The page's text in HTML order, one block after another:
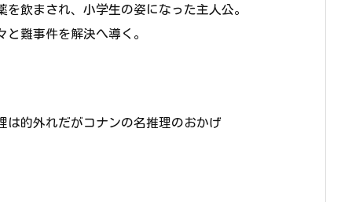
飲まされ、小学生の姿になった主人公。
難事件を解決へ導く。
は的外れだがコナンの名推理のおかげ